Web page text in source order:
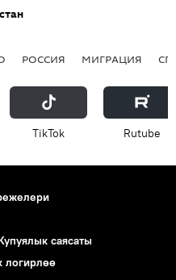
РОССИЯ МИГРАЦИЯ
ТikТоk Rutube
саясаты
логирлөө